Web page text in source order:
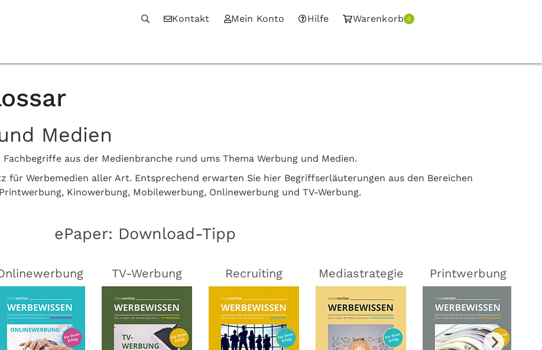
Kontakt Mein Konto Hilfe Warenkorb 0
Medien
aus der Medienbranche rund ums Thema Werbung und Medien.
Werbemedien aller Art. Entsprechend erwarten Sie hier Begriffserläuterungen aus den Bereichen
Kinowerbung, Mobilewerbung, Onlinewerbung und TV-Werbung.
ePaper: Download-Tipp
TV-Werbung Recruiting Mediastrategie Printwerbung